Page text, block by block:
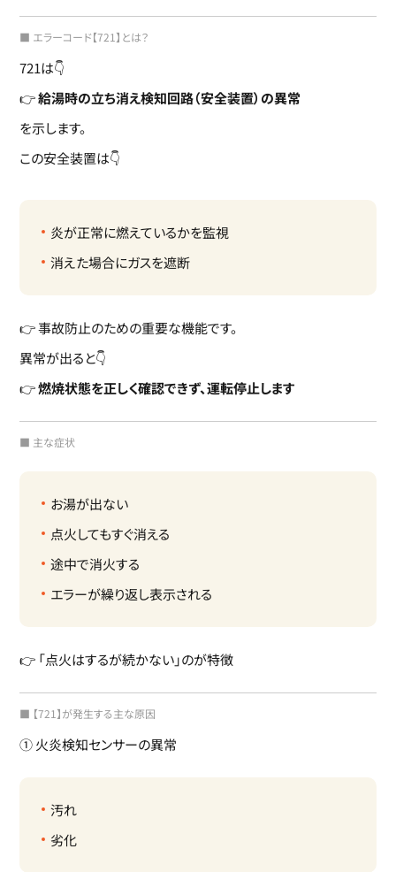
■ エラーコード【721】とは？
721は👇
👉給湯時の立ち消え検知回路（安全装置）の異常
を示します。
この安全装置は👇
炎が正常に燃えているかを監視
消えた場合にガスを遮断
👉 事故防止のための重要な機能です。
異常が出ると👇
👉燃焼状態を正しく確認できず、運転停止します
■ 主な症状
お湯が出ない
点火してもすぐ消える
途中で消火する
エラーが繰り返し表示される
👉 「点火はするが続かない」のが特徴
■ 【721】が発生する主な原因
① 火炎検知センサーの異常
汚れ
劣化